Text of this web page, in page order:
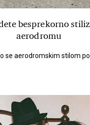
besprekorno
aerodromu
se aerodromskim stilom